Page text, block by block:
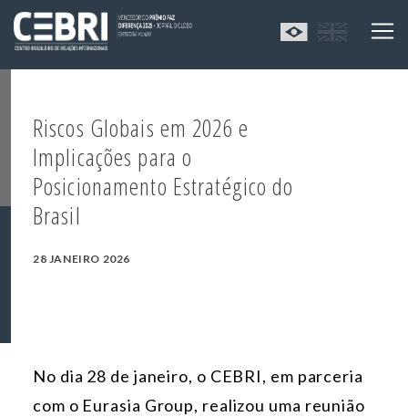
Riscos Globais em 2026 e
Implicações para o
Posicionamento Estratégico do
Brasil
28 JANEIRO 2026
No dia 28 de janeiro, o CEBRI, em parceria
com o Eurasia Group, realizou uma reunião